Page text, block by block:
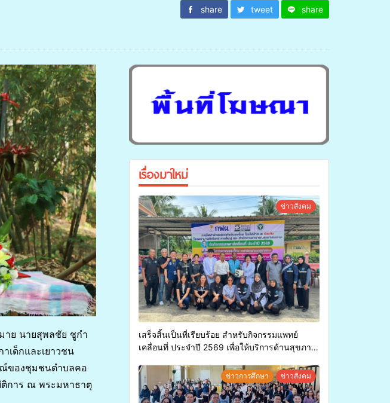
share tweet share
าย นายสุพลชัย ชูกำ
เด็กและเยาวชน
ณ์ของชุมชนตำบลคอ
ติการ ณ พระมหาธาตุ
เรื่องมาใหม่
ข่าวสังคม
เสร็จสิ้นเป็นที่เรียบร้อย สำหรับกิจกรรมแพทย์
เคลื่อนที่ ประจำปี 2569 เพื่อให้บริการด้านสุขภาพ
ข่าวการศึกษา ข่าวสังคม